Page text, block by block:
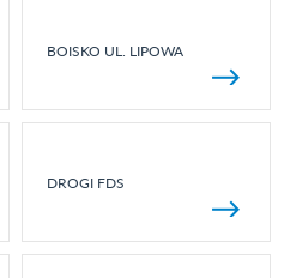
BOISKO UL. LIPOWA
DROGI FDS